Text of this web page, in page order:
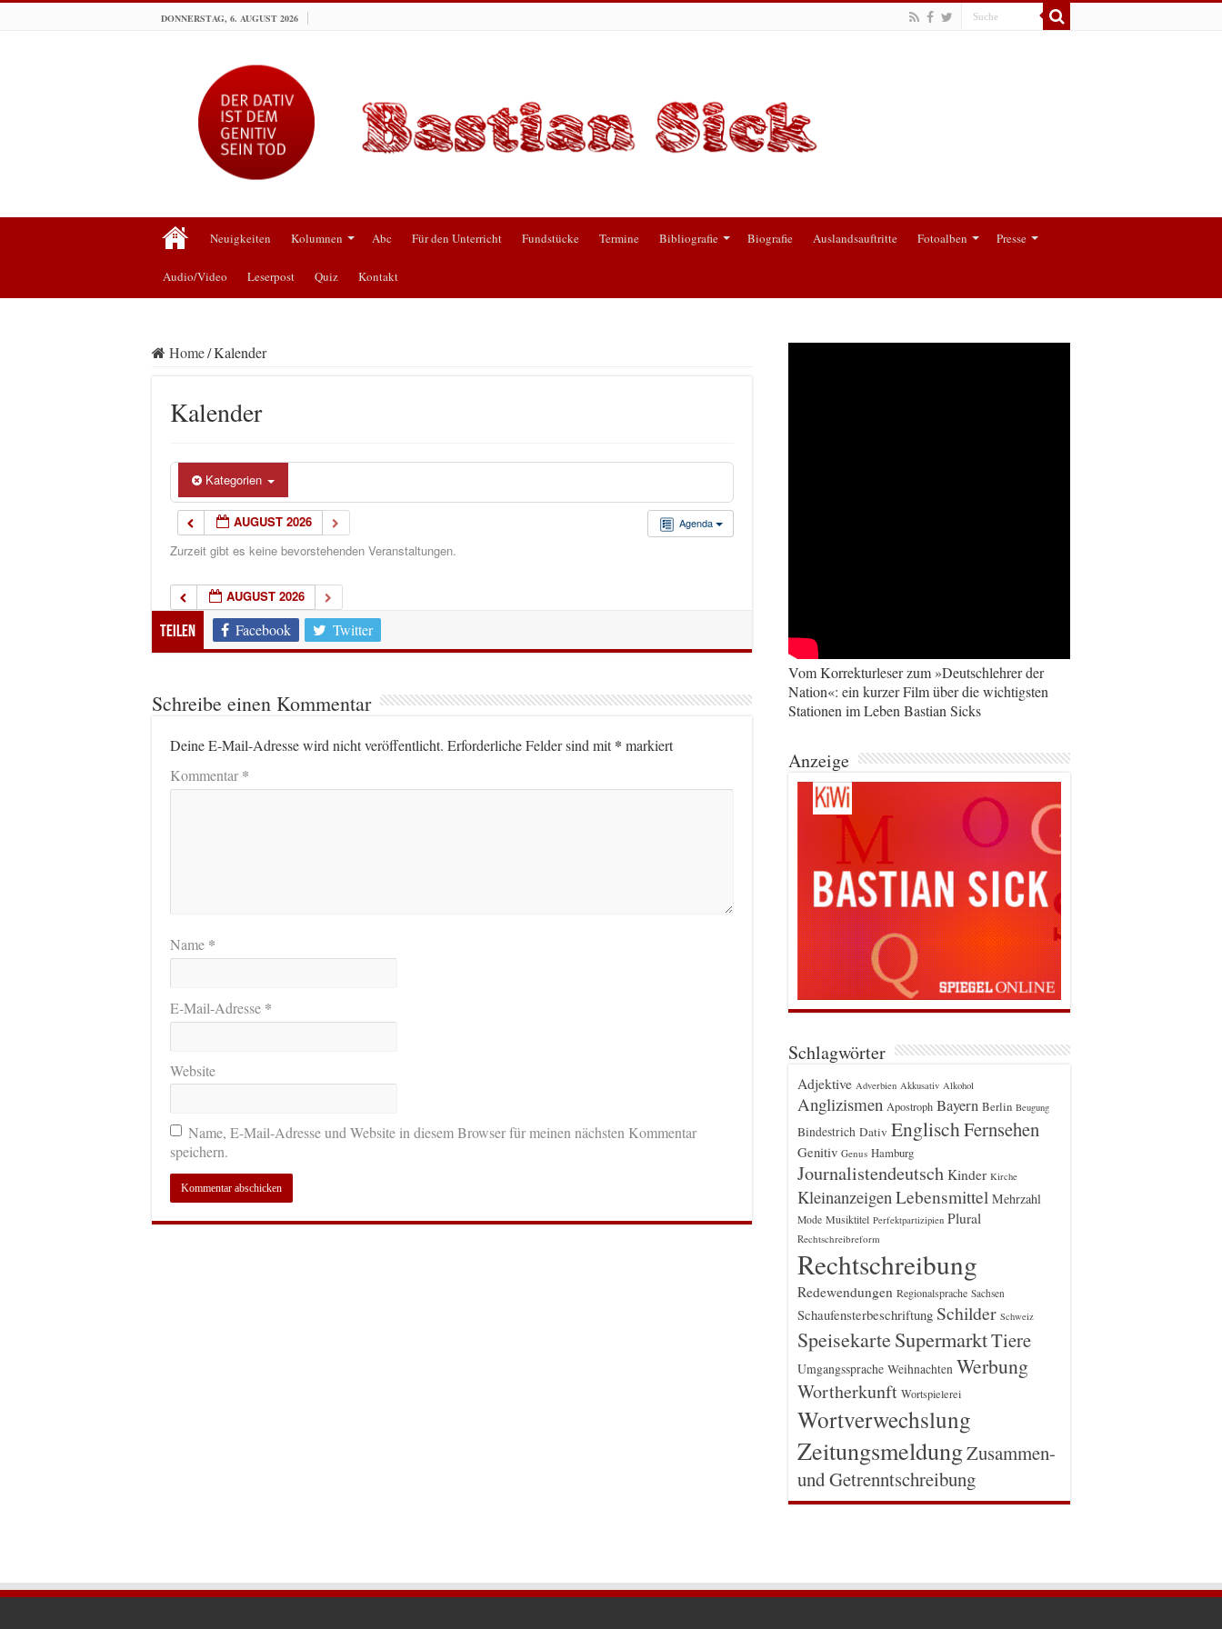
DONNERSTAG, 6. AUGUST 2026
Neuigkeiten Kolumnen Abc Für den Unterricht Fundstücke Termine Bibliografie Biografie Auslandsauftritte Fotoalben Presse
Audio/Video Leserpost Quiz Kontakt
Home/Kalender
Kalender
Kategorien
Agenda
AUGUST 2026
Zurzeit gibt es keine bevorstehenden Veranstaltungen.
AUGUST 2026
Teilen Facebook Twitter
Schreibe einen Kommentar
Deine E-Mail-Adresse wird nicht veröffentlicht. Erforderliche Felder sind mit* markiert
Kommentar*
Name *
E-Mail-Adresse *
Website
Name, E-Mail-Adresse und Website in diesem Browser für meinen nächsten Kommentar
speichern.
Vom Korrekturleser zum »Deutschlehrer der
Nation«: ein kurzer Film über die wichtigsten
Stationen im Leben Bastian Sicks
Anzeige
Schlagwörter
Adjektive Adverbien Akkusativ Alkohol
Anglizismen Apostroph Bayern Berlin Beugung
Bindestrich Dativ EnglischFernsehen
Genitiv Genus Hamburg
Journalistendeutsch Kinder Kirche
Kleinanzeigen Lebensmittel Mehrzahl
Mode Musiktitel Perfektpartizipien Plural
Rechtschreibreform
Rechtschreibung
Redewendungen Regionalsprache Sachsen
Schaufensterbeschriftung Schilder Schweiz
Speisekarte SupermarktTiere
Umgangssprache Weihnachten Werbung
Wortherkunft Wortspielerei
Wortverwechslung
ZeitungsmeldungZusammen-
und Getrenntschreibung